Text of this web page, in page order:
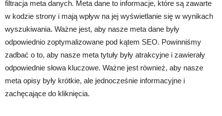
filtracja meta danych. Meta dane to informacje, które są zawarte
w kodzie strony i mają wpływ na jej wyświetlanie się w wynikach
wyszukiwania. Ważne jest, aby nasze meta dane były
odpowiednio zoptymalizowane pod kątem SEO. Powinniśmy
zadbać o to, aby nasze meta tytuły były atrakcyjne i zawierały
odpowiednie słowa kluczowe. Ważne jest również, aby nasze
meta opisy były krótkie, ale jednocześnie informacyjne i
zachęcające do kliknięcia.